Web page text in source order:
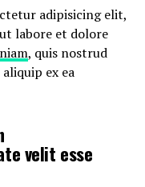
adipisicing elit,
labore et dolore
, quis nostrud
ex ea
velit esse